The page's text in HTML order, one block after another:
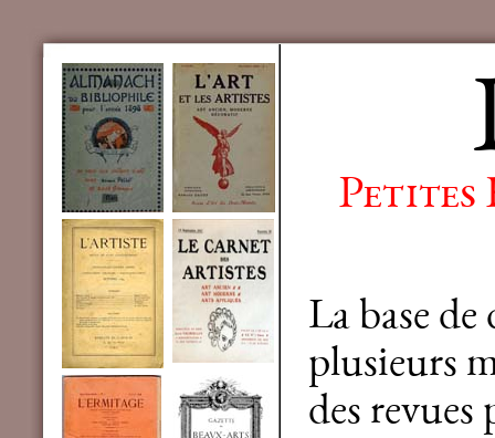
Petites
La base
plusieurs
des revues